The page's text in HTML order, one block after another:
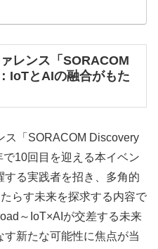
レンス「SORACOM
IoTとAIの融合がもた
ス「SORACOM Discovery
10回目を迎える本イベン
する実践者を招き、多角的
らす未来を探求する内容で
～IoT×AIが交差する未来
す新たな可能性に焦点が当